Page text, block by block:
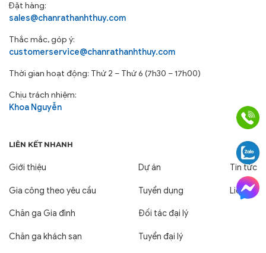
Đặt hàng:
sales@chanrathanhthuy.com
Thắc mắc, góp ý:
customerservice@chanrathanhthuy.com
Thời gian hoạt động: Thứ 2 – Thứ 6 (7h30 – 17h00)
Chịu trách nhiệm:
Khoa Nguyễn
LIÊN KẾT NHANH
Giới thiệu
Gia công theo yêu cầu
Chăn ga Gia đình
Chăn ga khách sạn
Dự án
Tuyển dụng
Đối tác đại lý
Tuyển đại lý
Tin tức
Liên hệ